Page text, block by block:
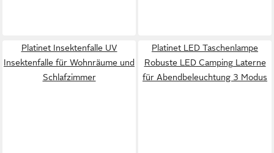
Platinet Insektenfalle UV
Insektenfalle für Wohnräume und
Schlafzimmer
Platinet LED Taschenlampe
Robuste LED Camping Laterne
für Abendbeleuchtung 3 Modus